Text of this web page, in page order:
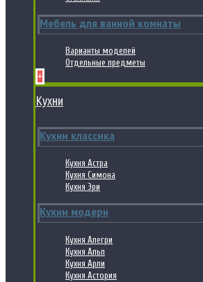
Мебель для ванной комнаты
Варианты моделей
Отдельные предметы
+
Кухни
Кухни классика
Кухня Астра
Кухня Симона
Кухня Эри
Кухни модерн
Кухня Алегри
Кухня Альп
Кухня Арли
Кухня Астория